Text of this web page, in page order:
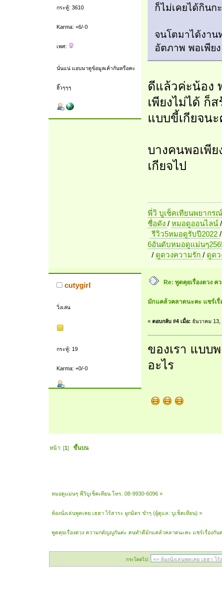
กระทู้: 3610
Karma: +6/-0
เพศ:
นั่นแน่ แอบมาดูข้อมูลเค้ากันหรือคะ
ฮิ๊วๆๆๆ
ก็ไม่เคยได้กินก
จนโตมาได้งาน
อัตภาพ พอเพีย
ดีแล้วค่ะน้อง
เพียงไม่ได้ ก็
แบบขี้เกียจนะ
บางคนพอเพี
เกียจไป
พี่วิ บูเช็คเทียนพยากร
ชื่อดัง / หมอดูออนไลน์
รีวิว5หมอดูรับปี2022
6อันดับหมอดูแม่นๆ
/ ดูดวงความรัก / ดูด
cutygirl
วิ่งเล่น
กระทู้: 19
Karma: +0/-0
Re: พูดคุยเรื่องดวง
มักแคล้วคลาดนะคะ แชร์เรื่
« ตอบกลับ #4 เมื่อ: ธันวาคม 13,
ของเรา แบบ
อะไร
หน้า: [1]ขึ้นบน
หมอดูแม่นๆ พี่วิบูเช็คเทียน โทร. 08-9930-6096 »
ห้องนั่งเล่นพูดเคย เฮฮา ไร้สาระ ผูกมิตร ขำๆ (ผู้ดูแล:บูเช็คเทียน) »
พูดคุยเรื่องดวง ความกตัญญูกันค่ะ คนทำดีมักแคล้วคลาดนะคะ แชร์เรื่องกัน
กระโดดไป: